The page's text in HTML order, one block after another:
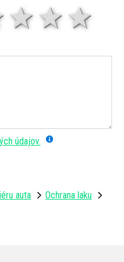
4
3
2 hviezdy
údajov.
auta
Ochrana laku